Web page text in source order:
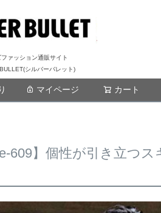
ファッション通販サイト
シルバーバレット)
マイページ カート
検索
609】個性が引き立つ